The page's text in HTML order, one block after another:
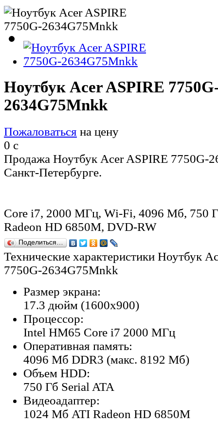
Ноутбук Acer ASPIRE
2634G75Mnkk
Пожаловаться на цену
0 c
Продажа Ноутбук Acer ASPIRE 7750G-
Санкт-Петербурге.
Core i7, 2000 МГц, Wi-Fi, 4096 Мб, 750
Radeon HD 6850M, DVD-RW
Поделиться…
Технические характеристики Ноутбук
7750G-2634G75Mnkk
Размер экрана:
17.3 дюйм (1600x900)
Процессор:
Intel HM65 Core i7 2000 МГц
Оперативная память:
4096 Мб DDR3 (макс. 8192 Мб)
Объем HDD:
750 Гб Serial ATA
Видеоадаптер:
1024 Мб ATI Radeon HD 6850M